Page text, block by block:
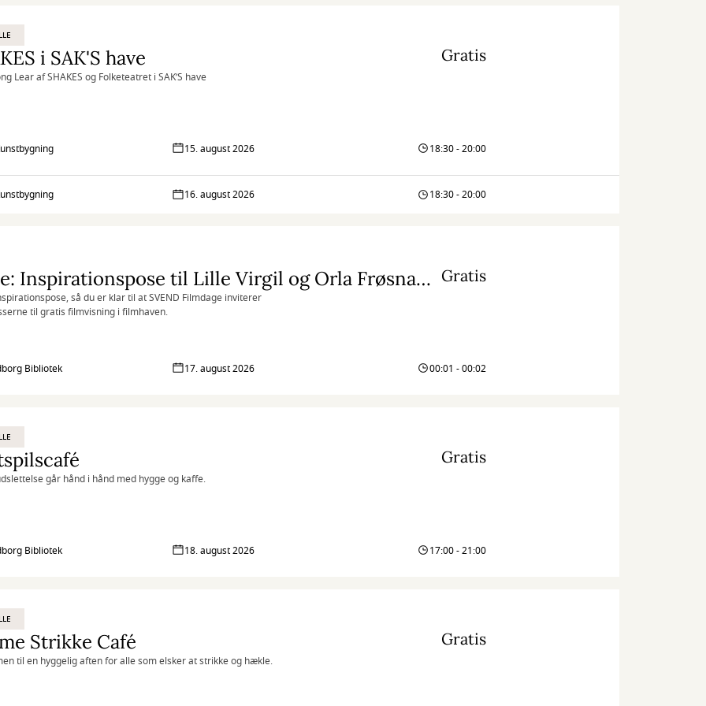
i SAK'S have
Lear af SHAKES og Folketeatret i SAK’S have
Gratis
15. august 2026 18:30 - 20:00
16. august 2026 18:30 - 20:00
Skole: Inspirationspose til Lille Virgil og Orla Frøsnapper
så du er klar til at SVEND Filmdage inviterer
til gratis filmvisning i filmhaven.
Gratis
Bibliotek 17. august 2026 00:01 - 00:02
går hånd i hånd med hygge og kaffe.
Gratis
Bibliotek 18. august 2026 17:00 - 21:00
Strikke Café
til en hyggelig aften for alle som elsker at strikke og hækle.
Gratis